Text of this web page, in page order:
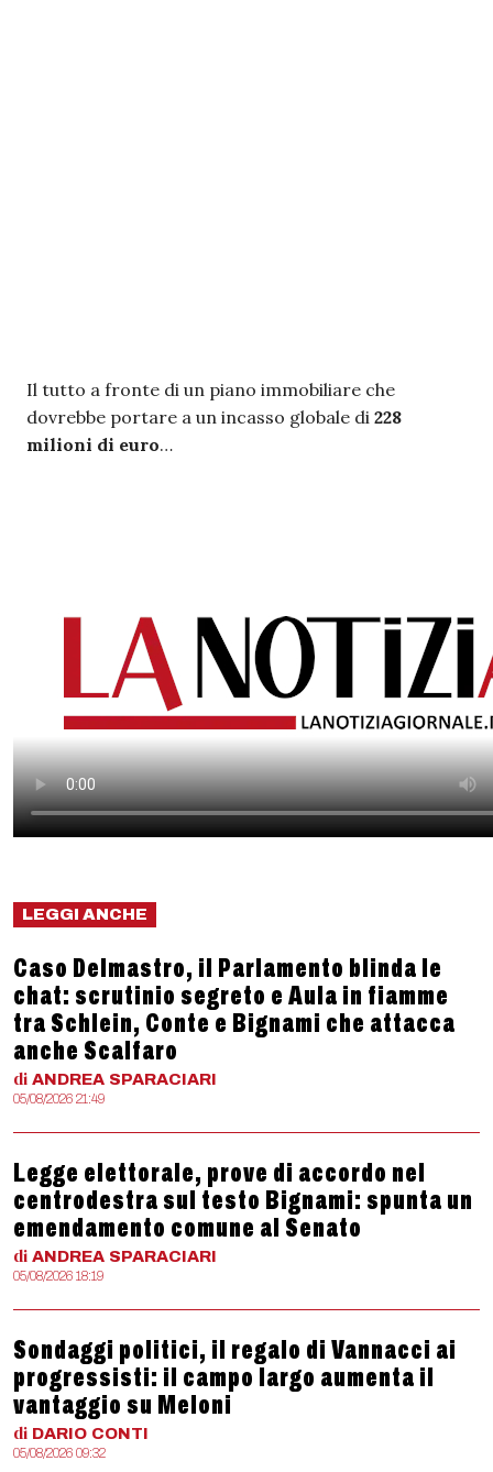
Il tutto a fronte di un piano immobiliare che
dovrebbe portare a un incasso globale di 228
milioni di euro…
LEGGI ANCHE
Caso Delmastro, il Parlamento blinda le
chat: scrutinio segreto e Aula in fiamme
tra Schlein, Conte e Bignami che attacca
anche Scalfaro
di ANDREA SPARACIARI
05/08/2026 21:49
Legge elettorale, prove di accordo nel
centrodestra sul testo Bignami: spunta un
emendamento comune al Senato
di ANDREA SPARACIARI
05/08/2026 18:19
Sondaggi politici, il regalo di Vannacci ai
progressisti: il campo largo aumenta il
vantaggio su Meloni
di DARIO CONTI
05/08/2026 09:32